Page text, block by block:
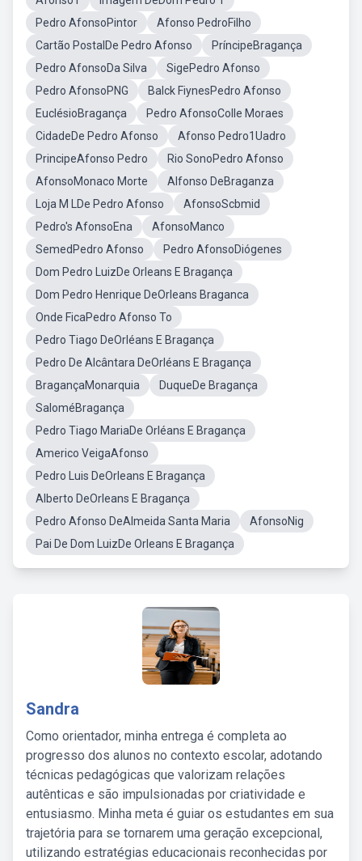
Pedro AfonsoPintor
Afonso PedroFilho
Cartão PostalDe Pedro Afonso
PríncipeBragança
Pedro AfonsoDa Silva
SigePedro Afonso
Pedro AfonsoPNG
Balck FiynesPedro Afonso
EuclésioBragança
Pedro AfonsoColle Moraes
CidadeDe Pedro Afonso
Afonso Pedro1Uadro
PrincipeAfonso Pedro
Rio SonoPedro Afonso
AfonsoMonaco Morte
Alfonso DeBraganza
Loja M LDe Pedro Afonso
AfonsoScbmid
Pedro's AfonsoEna
AfonsoManco
SemedPedro Afonso
Pedro AfonsoDiógenes
Dom Pedro LuizDe Orleans E Bragança
Dom Pedro Henrique DeOrleans Braganca
Onde FicaPedro Afonso To
Pedro Tiago DeOrléans E Bragança
Pedro De Alcântara DeOrléans E Bragança
BragançaMonarquia
DuqueDe Bragança
SaloméBragança
Pedro Tiago MariaDe Orléans E Bragança
Americo VeigaAfonso
Pedro Luis DeOrleans E Bragança
Alberto DeOrleans E Bragança
Pedro Afonso DeAlmeida Santa Maria
AfonsoNig
Pai De Dom LuizDe Orleans E Bragança
Sandra
Como orientador, minha entrega é completa ao
progresso dos alunos no contexto escolar, adotando
técnicas pedagógicas que valorizam relações
autênticas e são impulsionadas por criatividade e
entusiasmo. Minha meta é guiar os estudantes em sua
trajetória para se tornarem uma geração excepcional,
utilizando estratégias educacionais reconhecidas por